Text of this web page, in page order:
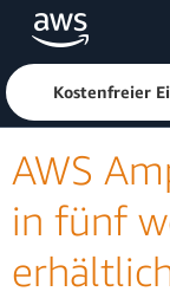
Überspringen zum
Klicken
Kostenfreier
AWS
in fünf